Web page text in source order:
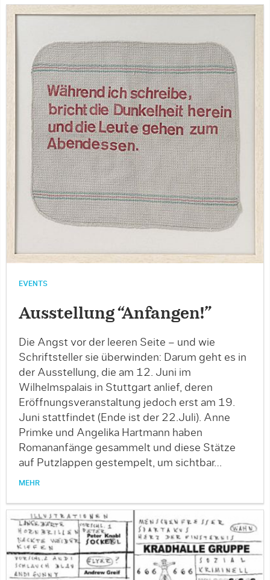
EVENTS
Ausstellung “Anfangen!”
Die Angst vor der leeren Seite – und wie
Schriftsteller sie überwinden: Darum geht es in
der Ausstellung, die am 12. Juni im
Wilhelmspalais in Stuttgart anlief, deren
Eröffnungsveranstaltung jedoch erst am 19.
Juni stattfindet (Ende ist der 22.Juli). Anne
Primke und Angelika Hartmann haben
Romananfänge gesammelt und diese Stätze
auf Putzlappen gestempelt, um sichtbar…
MEHR